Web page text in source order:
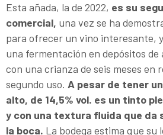
Esta añada, la de 2022, es su
comercial, una vez se ha
para ofrecer un vino interesante,
una fermentación en depósitos de
con una crianza de seis meses en
segundo uso. A pesar de tener
alto, de 14,5% vol. es un tinto
y con una textura fluida que da
la boca. La bodega estima que su